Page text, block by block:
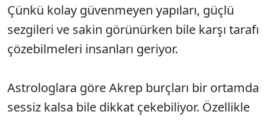
Çünkü kolay güvenmeyen yapıları, güçlü
sezgileri ve sakin görünürken bile karşı tarafı
çözebilmeleri insanları geriyor.
Astrologlara göre Akrep burçları bir ortamda
sessiz kalsa bile dikkat çekebiliyor. Özellikle